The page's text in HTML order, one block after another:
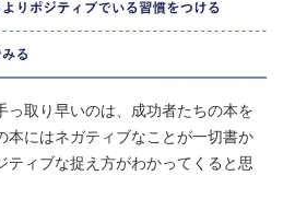
っ取り早いのは、成功者たちの本を
本にはネガティブなことが一切書か
ティブな捉え方がわかってくると思